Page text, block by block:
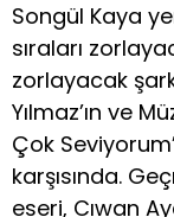
Songül Kaya
sıraları
zorlayacak
Yılmaz’ın ve
Çok
karşısında.
eseri, Cıwan